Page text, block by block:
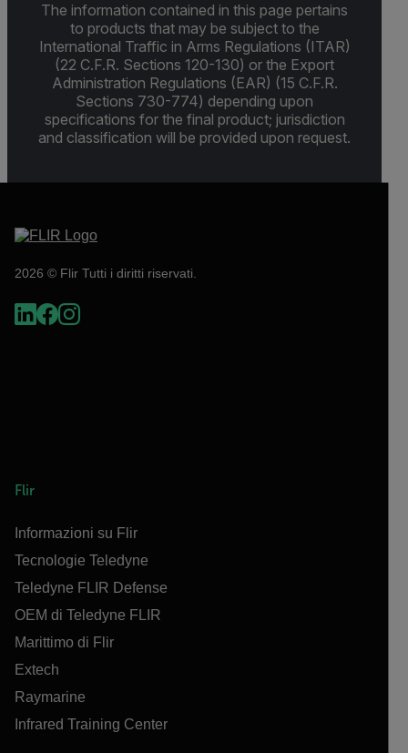
The information contained in this page pertains
to products that may be subject to the
International Traffic in Arms Regulations (ITAR)
(22 C.F.R. Sections 120-130) or the Export
Administration Regulations (EAR) (15 C.F.R.
Sections 730-774) depending upon
specifications for the final product; jurisdiction
and classification will be provided upon request.
2026 © Flir Tutti i diritti riservati.
Flir
Informazioni su Flir
Tecnologie Teledyne
Teledyne FLIR Defense
OEM di Teledyne FLIR
Marittimo di Flir
Extech
Raymarine
Infrared Training Center